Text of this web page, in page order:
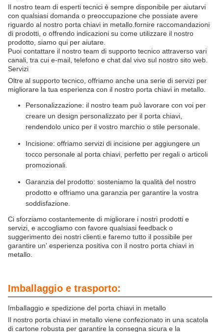
Il nostro team di esperti tecnici è sempre disponibile per aiutarvi
con qualsiasi domanda o preoccupazione che possiate avere
riguardo al nostro porta chiavi in metallo.fornire raccomandazioni
di prodotti, o offrendo indicazioni su come utilizzare il nostro
prodotto, siamo qui per aiutare.
Puoi contattare il nostro team di supporto tecnico attraverso vari
canali, tra cui e-mail, telefono e chat dal vivo sul nostro sito web.
Servizi
Oltre al supporto tecnico, offriamo anche una serie di servizi per
migliorare la tua esperienza con il nostro porta chiavi in metallo.
Personalizzazione: il nostro team può lavorare con voi per
creare un design personalizzato per il porta chiavi,
rendendolo unico per il vostro marchio o stile personale.
Incisione: offriamo servizi di incisione per aggiungere un
tocco personale al porta chiavi, perfetto per regali o articoli
promozionali.
Garanzia del prodotto: sosteniamo la qualità del nostro
prodotto e offriamo una garanzia per garantire la vostra
soddisfazione.
Ci sforziamo costantemente di migliorare i nostri prodotti e
servizi, e accogliamo con favore qualsiasi feedback o
suggerimento dei nostri clienti.e faremo tutto il possibile per
garantire un' esperienza positiva con il nostro porta chiavi in
metallo.
Imballaggio e trasporto:
Imballaggio e spedizione del porta chiavi in metallo
Il nostro porta chiavi in metallo viene confezionato in una scatola
di cartone robusta per garantire la consegna sicura e la